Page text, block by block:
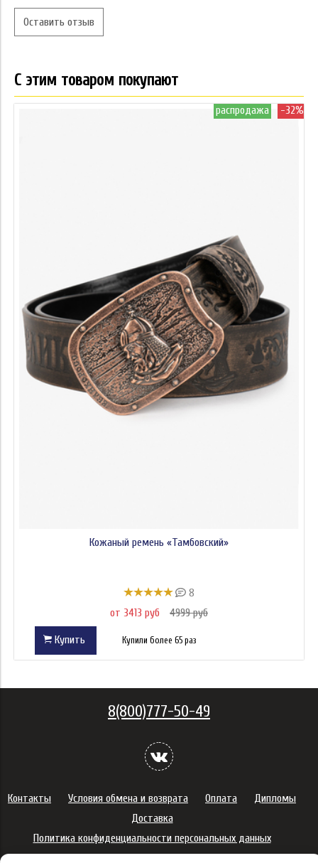
Оставить отзыв
С этим товаром покупают
распродажа -32%
Кожаный ремень «Тамбовский»
8
от 3413 руб
4999 руб
Купить Купили более 65 раз
8(800)777-50-49
Контакты Условия обмена и возврата Оплата
Дипломы
Доставка
Политика конфиденциальности персональных данных
Сертификаты
Оферта